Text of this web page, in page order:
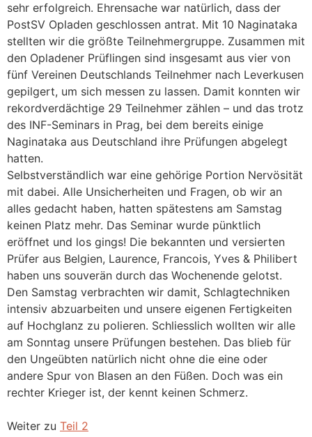
sehr erfolgreich. Ehrensache war natürlich, dass der
PostSV Opladen geschlossen antrat. Mit 10 Naginataka
stellten wir die größte Teilnehmergruppe. Zusammen mit
den Opladener Prüflingen sind insgesamt aus vier von
fünf Vereinen Deutschlands Teilnehmer nach Leverkusen
gepilgert, um sich messen zu lassen. Damit konnten wir
rekordverdächtige 29 Teilnehmer zählen – und das trotz
des INF-Seminars in Prag, bei dem bereits einige
Naginataka aus Deutschland ihre Prüfungen abgelegt
hatten.
Selbstverständlich war eine gehörige Portion Nervösität
mit dabei. Alle Unsicherheiten und Fragen, ob wir an
alles gedacht haben, hatten spätestens am Samstag
keinen Platz mehr. Das Seminar wurde pünktlich
eröffnet und los gings! Die bekannten und versierten
Prüfer aus Belgien, Laurence, Francois, Yves & Philibert
haben uns souverän durch das Wochenende gelotst.
Den Samstag verbrachten wir damit, Schlagtechniken
intensiv abzuarbeiten und unsere eigenen Fertigkeiten
auf Hochglanz zu polieren. Schliesslich wollten wir alle
am Sonntag unsere Prüfungen bestehen. Das blieb für
den Ungeübten natürlich nicht ohne die eine oder
andere Spur von Blasen an den Füßen. Doch was ein
rechter Krieger ist, der kennt keinen Schmerz.
Weiter zu Teil 2